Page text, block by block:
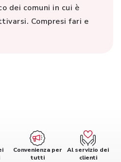
dei comuni in cui è
Compresi fari e
Convenienza per
tutti
Al servizio dei
clienti